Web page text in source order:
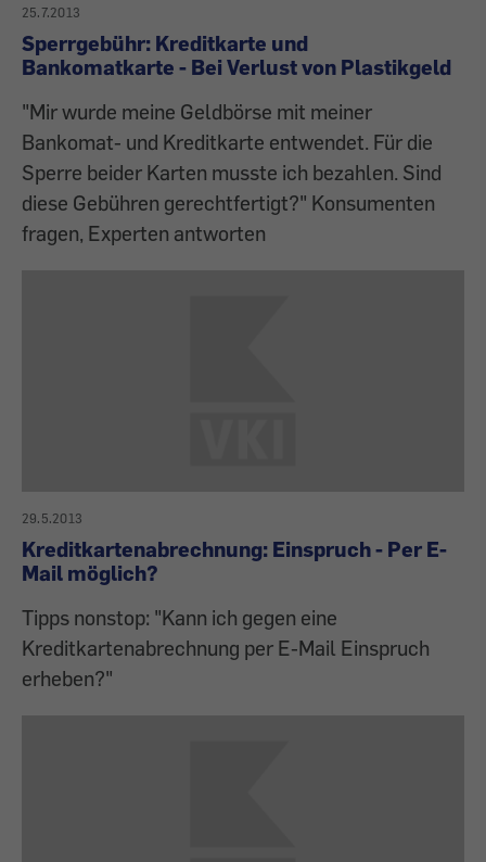
25.7.2013
Sperrgebühr: Kreditkarte und
Bankomatkarte - Bei Verlust von Plastikgeld
"Mir wurde meine Geldbörse mit meiner
Bankomat- und Kreditkarte entwendet. Für die
Sperre beider Karten musste ich bezahlen. Sind
diese Gebühren gerechtfertigt?" Konsumenten
fragen, Experten antworten
29.5.2013
Kreditkartenabrechnung: Einspruch - Per E-
Mail möglich?
Tipps nonstop: "Kann ich gegen eine
Kreditkartenabrechnung per E-Mail Einspruch
erheben?"